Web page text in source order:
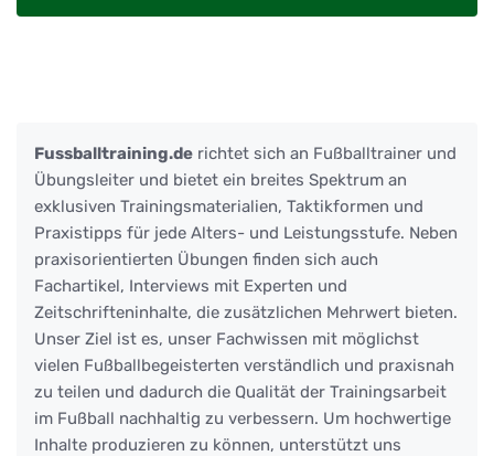
Fussballtraining.de richtet sich an Fußballtrainer und
Übungsleiter und bietet ein breites Spektrum an
exklusiven Trainingsmaterialien, Taktikformen und
Praxistipps für jede Alters- und Leistungsstufe. Neben
praxisorientierten Übungen finden sich auch
Fachartikel, Interviews mit Experten und
Zeitschrifteninhalte, die zusätzlichen Mehrwert bieten.
Unser Ziel ist es, unser Fachwissen mit möglichst
vielen Fußballbegeisterten verständlich und praxisnah
zu teilen und dadurch die Qualität der Trainingsarbeit
im Fußball nachhaltig zu verbessern. Um hochwertige
Inhalte produzieren zu können, unterstützt uns